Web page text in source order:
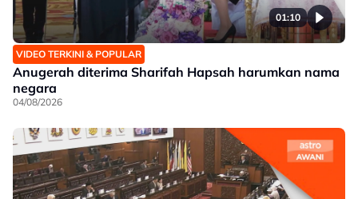
01:10
VIDEO TERKINI & POPULAR
Anugerah diterima Sharifah Hapsah harumkan nama
negara
04/08/2026